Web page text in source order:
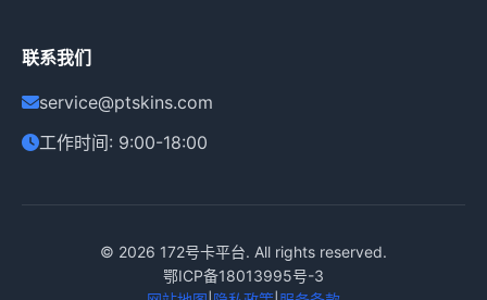
联系我们
service@ptskins.com
工作时间: 9:00-18:00
© 2026 172号卡平台. All rights reserved.
鄂ICP备18013995号-3